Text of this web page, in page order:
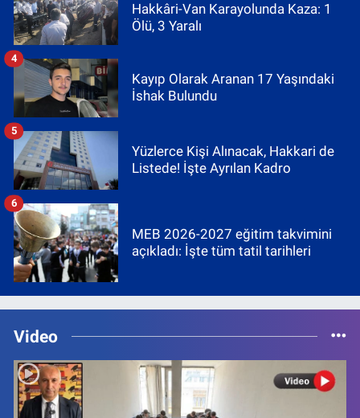
Hakkâri-Van Karayolunda Kaza: 1
Ölü, 3 Yaralı
Kayıp Olarak Aranan 17 Yaşındaki
İshak Bulundu
4
Yüzlerce Kişi Alınacak, Hakkari de
Listede! İşte Ayrılan Kadro
5
MEB 2026-2027 eğitim takvimini
açıkladı: İşte tüm tatil tarihleri
6
Video